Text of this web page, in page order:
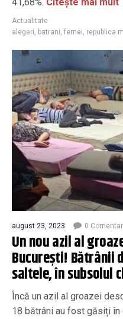
Actualitate
alegeri, batrani, femei, republica
august 23, 2023 0
Un nou azil al
București! Bătrânii
saltele, în subsolul
Încă un azil al groazei
18 bătrâni au fost găsiți